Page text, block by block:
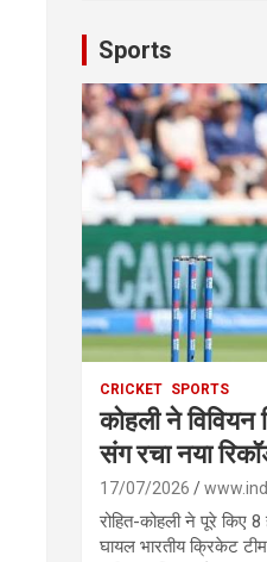
Sports
CRICKET SPORTS
कोहली ने विवियन
संग रचा नया
17/07/2026
रोहित-कोहली ने पूरे किए
घायल भारतीय क्रिकेट